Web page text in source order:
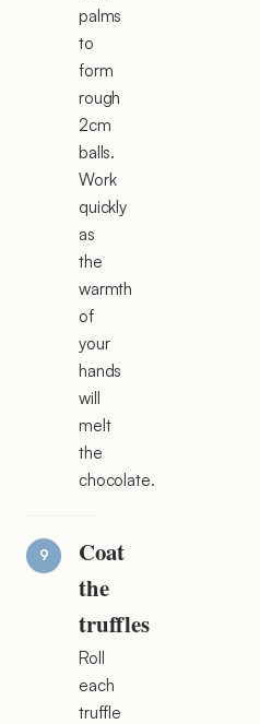
palms
to
form
rough
2cm
balls.
Work
quickly
as
the
warmth
of
your
hands
will
melt
the
chocolate.
Coat
the
truffles
Roll
each
truffle